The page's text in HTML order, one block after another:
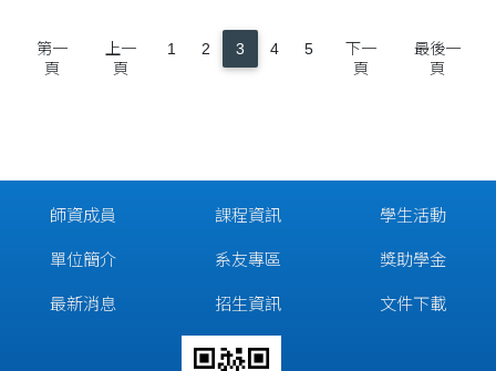
第一
頁
上一
頁
1 2 3 4 5
下一
頁
最後一
頁
師資成員
單位簡介
最新消息
課程資訊
系友專區
招生資訊
學生活動
獎助學金
文件下載